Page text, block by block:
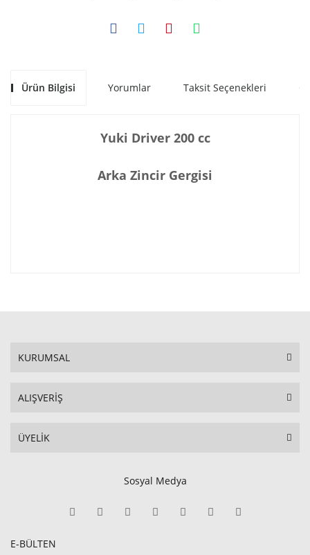
Ürün Bilgisi Yorumlar Taksit Seçenekleri
Yuki Driver 200 cc
Arka Zincir Gergisi
KURUMSAL
ALIŞVERİŞ
ÜYELİK
Sosyal Medya
E-BÜLTEN